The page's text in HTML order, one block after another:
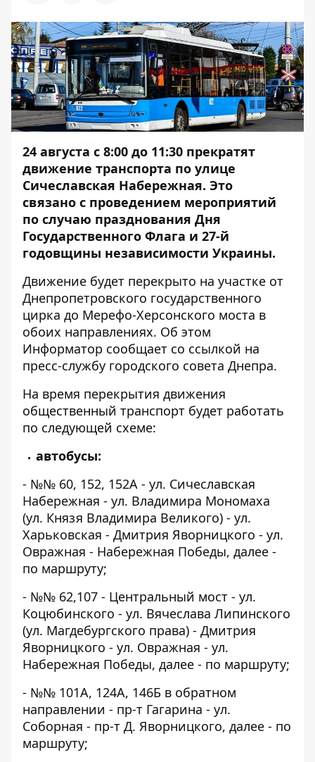
24 августа с 8:00 до 11:30 прекратят
движение транспорта по улице
Сичеславская Набережная. Это
связано с проведением мероприятий
по случаю празднования Дня
Государственного Флага и 27-й
годовщины независимости Украины.
Движение будет перекрыто на участке от
Днепропетровского государственного
цирка до Мерефо-Херсонского моста в
обоих направлениях. Об этом
Информатор сообщает со ссылкой на
пресс-службу городского совета Днепра.
На время перекрытия движения
общественный транспорт будет работать
по следующей схеме:
автобусы:
- №№ 60, 152, 152А - ул. Сичеславская
Набережная - ул. Владимира Мономаха
(ул. Князя Владимира Великого) - ул.
Харьковская - Дмитрия Яворницкого - ул.
Овражная - Набережная Победы, далее -
по маршруту;
- №№ 62,107 - Центральный мост - ул.
Коцюбинского - ул. Вячеслава Липинского
(ул. Магдебургского права) - Дмитрия
Яворницкого - ул. Овражная - ул.
Набережная Победы, далее - по маршруту;
- №№ 101А, 124А, 146Б в обратном
направлении - пр-т Гагарина - ул.
Соборная - пр-т Д. Яворницкого, далее - по
маршруту;